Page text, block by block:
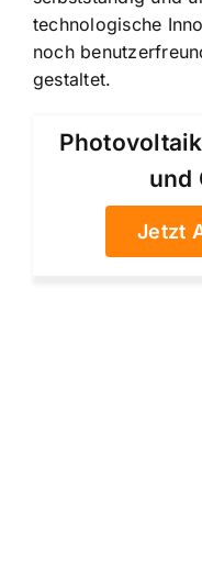
technologische
noch
gestaltet.
und
Jetzt